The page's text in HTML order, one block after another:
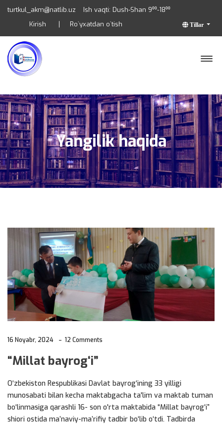
turtkul_akm@natlib.uz Ish vaqti: Dush-Shan 9⁰⁰-18⁰⁰
Tillar
Kirish Ro`yxatdan o`tish
Yangilik haqida
16 Noyabr, 2024 12 Comments
“Millat bayrog‘i”
O‘zbekiston Respublikasi Davlat bayrog‘ining 33 yilligi
munosabati bilan kecha maktabgacha ta'lim va maktab tuman
bo‘linmasiga qarashli 16- son o'rta maktabida “Millat bayrog‘i”
shiori ostida ma’naviy-ma’rifiy tadbir bo‘lib o‘tdi. Tadbirda